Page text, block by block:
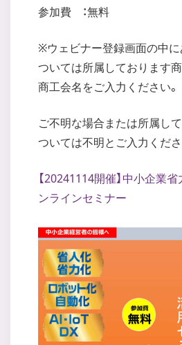
参加費 ：無料
※ウェビナー登録画面の中
ついては所属しております
商工会名をご入力ください。
ご不明な場合または所属し
ついては不明とご入力くださ
【20241114開催】中小企業
ンラインセミナー